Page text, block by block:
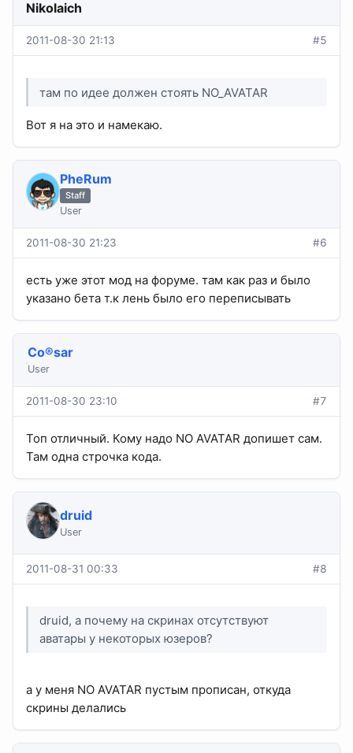
Nikolaich
2011-08-30 21:13 #5
там по идее должен стоять NO_AVATAR
Вот я на это и намекаю.
PheRum
Staff
User
2011-08-30 21:23 #6
есть уже этот мод на форуме. там как раз и было
указано бета т.к лень было его переписывать
Co®sar
User
2011-08-30 23:10 #7
Топ отличный. Кому надо NO AVATAR допишет сам.
Там одна строчка кода.
druid
User
2011-08-31 00:33 #8
druid, а почему на скринах отсутствуют
аватары у некоторых юзеров?
а у меня NO AVATAR пустым прописан, откуда
скрины делались